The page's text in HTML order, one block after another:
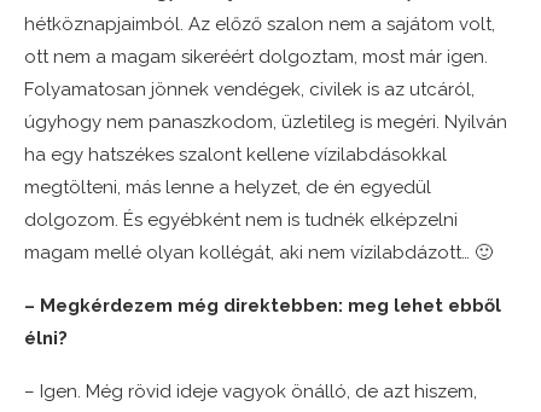
hétköznapjaimból. Az előző szalon nem a sajátom volt,
ott nem a magam sikeréért dolgoztam, most már igen.
Folyamatosan jönnek vendégek, civilek is az utcáról,
úgyhogy nem panaszkodom, üzletileg is megéri. Nyilván
ha egy hatszékes szalont kellene vízilabdásokkal
megtölteni, más lenne a helyzet, de én egyedül
dolgozom. És egyébként nem is tudnék elképzelni
magam mellé olyan kollégát, aki nem vízilabdázott… 🙂
– Megkérdezem még direktebben: meg lehet ebből
élni?
– Igen. Még rövid ideje vagyok önálló, de azt hiszem,